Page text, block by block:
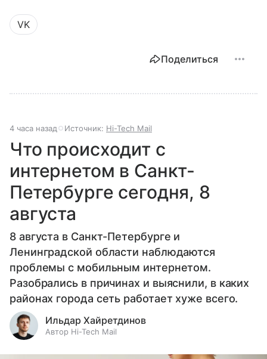
VK
Поделиться
4 часа назад Источник: Hi-Tech Mail
Что происходит с
интернетом в Санкт-
Петербурге сегодня, 8
августа
8 августа в Санкт-Петербурге и
Ленинградской области наблюдаются
проблемы с мобильным интернетом.
Разобрались в причинах и выяснили, в каких
районах города сеть работает хуже всего.
Ильдар Хайретдинов
Автор Hi-Tech Mail